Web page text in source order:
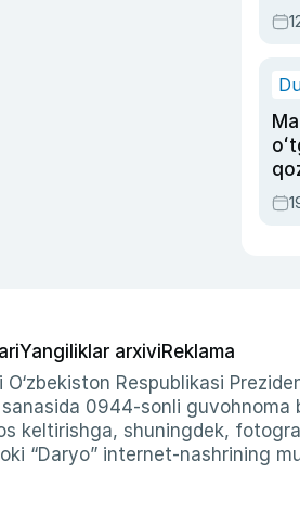
Yangiliklar arxiviReklama
Respublikasi
0944-sonli guvohnoma
keltirishga, shuningdek,
“Daryo” internet-nashrining